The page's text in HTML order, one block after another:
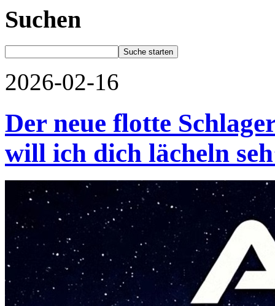
Suchen
2026-02-16
Der neue flotte
will ich dich lächeln